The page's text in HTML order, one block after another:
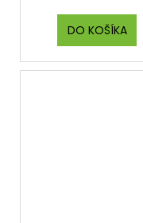
DO KOŠÍKA